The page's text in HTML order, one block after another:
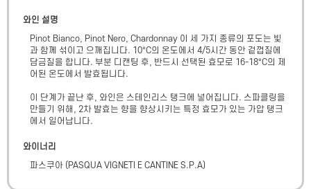
와인 설명
Pinot Bianco, Pinot Nero, Chardonnay 이 세 가지 종류의 포도는 빛
과 함께 섞이고 으깨집니다. 10°C의 온도에서 4/5시간 동안 겉껍질에
담금질을 합니다. 부분 디캔팅 후, 반드시 선택된 효모로 16-18°C의 제
어된 온도에서 발효됩니다.
이 단계가 끝난 후, 와인은 스테인리스 탱크에 넣어집니다. 스파클링을
만들기 위해, 2차 발효는 향을 향상시키는 특정 효모가 있는 가압 탱크
에서 일어납니다.
와이너리
파스쿠아 ( PASQUA VIGNETI E CANTINE S.P.A)